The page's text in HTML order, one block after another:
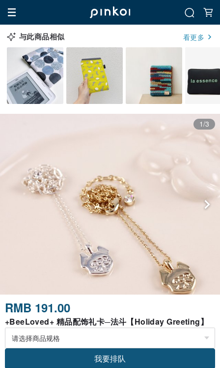
与此商品相似 看更多
1/3
RMB 191.00
+BeeLoved+ 精品配饰礼卡─法斗【Holiday Greeting】
我要排队